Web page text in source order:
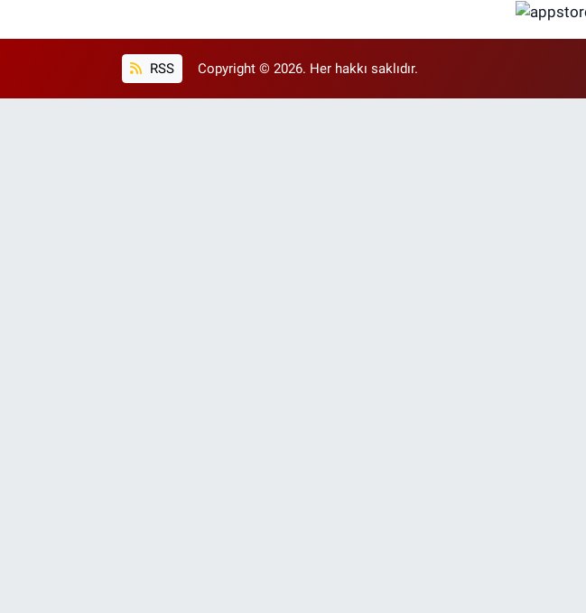
RSS Copyright © 2026. Her hakkı saklıdır.